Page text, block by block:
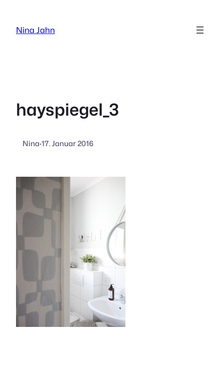
springen
Nina Jahn
hayspiegel_3
Nina·17. Januar 2016